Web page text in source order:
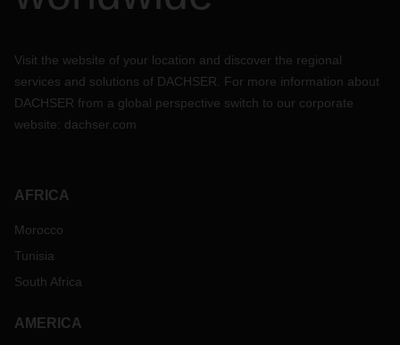
Visit the website of your location and discover the regional
services and solutions of DACHSER. For more information about
DACHSER from a global perspective switch to our corporate
website: dachser.com
AFRICA
Morocco
Tunisia
South Africa
AMERICA